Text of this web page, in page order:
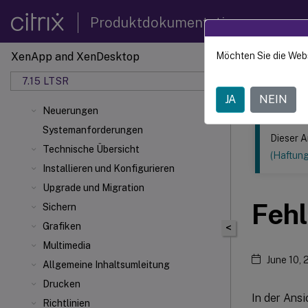
Produktdokumentation
XenApp and XenDesktop
7.15 LTSR
Neuerungen
Systemanforderungen
Technische Übersicht
Installieren und Konfigurieren
Upgrade und Migration
Sichern
Grafiken
Multimedia
Allgemeine Inhaltsumleitung
Drucken
Richtlinien
Dieser Inhalt
<
Dieser
June 10,
In der
Möchten Sie die
JA NEIN